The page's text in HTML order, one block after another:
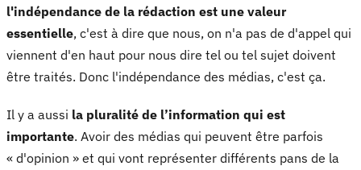
l'indépendance de la rédaction est une valeur
essentielle, c'est à dire que nous, on n'a pas de d'appel qui
viennent d'en haut pour nous dire tel ou tel sujet doivent
être traités. Donc l'indépendance des médias, c'est ça.
Il y a aussi la pluralité de l’information qui est
importante. Avoir des médias qui peuvent être parfois
« d'opinion » et qui vont représenter différents pans de la